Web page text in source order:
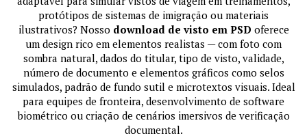
protótipos de sistemas de imigração ou materiais
ilustrativos? Nosso download de visto em PSD oferece
um design rico em elementos realistas — com foto com
sombra natural, dados do titular, tipo de visto, validade,
número de documento e elementos gráficos como selos
simulados, padrão de fundo sutil e microtextos visuais. Ideal
para equipes de fronteira, desenvolvimento de software
biométrico ou criação de cenários imersivos de verificação
documental.